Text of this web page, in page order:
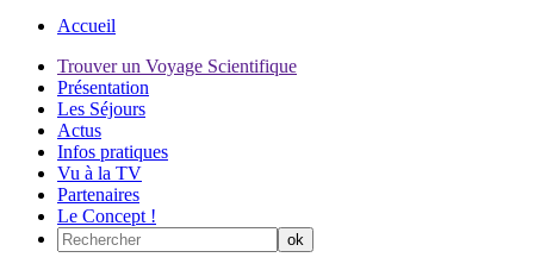
Accueil
Trouver un Voyage Scientifique
Présentation
Les Séjours
Actus
Infos pratiques
Vu à la TV
Partenaires
Le Concept !